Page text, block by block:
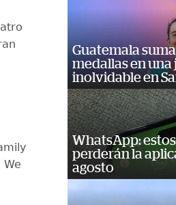
Guatemala
medallas en
inolvidable en
WhatsApp:
perderán la
agosto